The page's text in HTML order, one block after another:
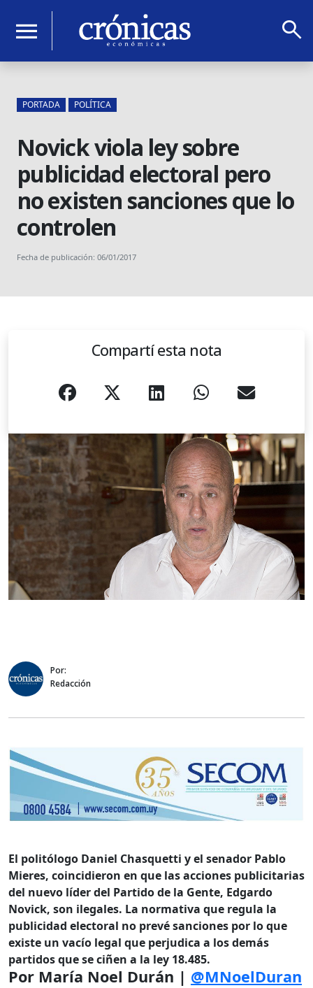
menu search
PORTADA POLÍTICA
Novick viola ley sobre
publicidad electoral pero
no existen sanciones que lo
controlen
Fecha de publicación: 06/01/2017
Compartí esta nota
Por:
Redacción
El politólogo Daniel Chasquetti y el senador Pablo
Mieres, coincidieron en que las acciones publicitarias
del nuevo líder del Partido de la Gente, Edgardo
Novick, son ilegales. La normativa que regula la
publicidad electoral no prevé sanciones por lo que
existe un vacío legal que perjudica a los demás
partidos que se ciñen a la ley 18.485.
Por María Noel Durán | @MNoelDuran